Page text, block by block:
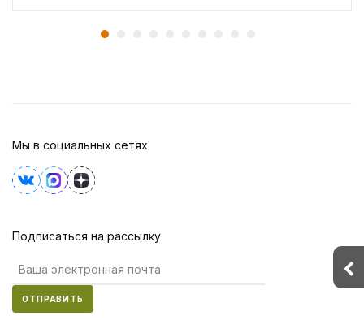
Мы в социальных сетях
Подписаться на рассылку
ОТПРАВИТЬ